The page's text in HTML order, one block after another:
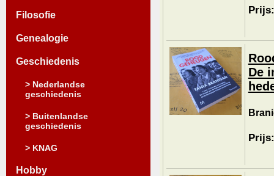
Filosofie
Genealogie
Geschiedenis
> Nederlandse
geschiedenis
> Buitenlandse
geschiedenis
> KNAG
Hobby
De